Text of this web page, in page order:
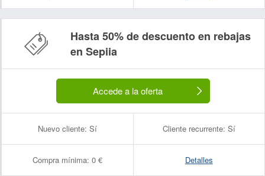
Hasta 50% de descuento en rebajas
en Sepiia
Accede a la oferta
Nuevo cliente: Sí Cliente recurrente: Sí
Compra mínima: 0 € Detalles